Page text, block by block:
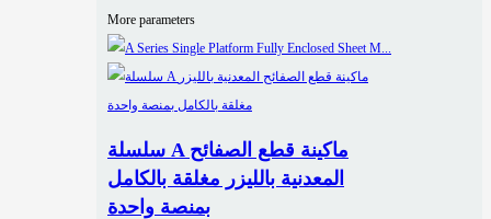
More parameters
سلسلة A ماكينة قطع الصفائح
المعدنية بالليزر مغلقة بالكامل
بمنصة واحدة